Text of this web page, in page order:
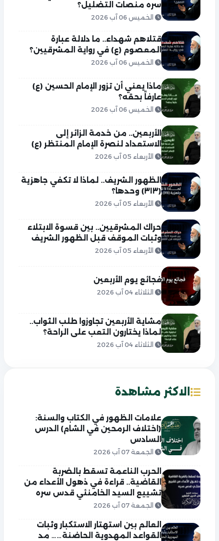
سره منصات التضليل؟
الخميس 06 آب 2026
قتلاهم شهداء.. ما دلالة عبارة
المعصوم (ع) في رواية المشرقيين؟
الخميس 06 آب 2026
ماذا يعني أن تزور الإمام الحسين (ع)
عارفاً بحقه؟
الخميس 06 آب 2026
الأربعين.. من خدمة الزائر إلى
الاستعداد لنصرة الإمام المنتظر (ع)
الأربعاء 05 آب 2026
الظهور الشريف.. لماذا لا تكفي جاهزية
(٣١٣) وحدها؟
الأربعاء 05 آب 2026
حراك المشرقيين.. بين قسوة الابتلاء
وثبات الموقف قبل الظهور الشريف
الأربعاء 05 آب 2026
فجائع يوم الأربعين
الثلاثاء 04 آب 2026
مشاية الأربعين تجاوزوا طلب الثواب..
لماذا يختارون التعب على الراحة؟
الثلاثاء 04 آب 2026
الاكثر مشاهدة
علامات الظهور في الكتاب والسنة:
(اختلاف الرمحين في الشام) الدرس
السادس
الجمعة 07 آب 2026
الحرب الناعمة تسقط بالضربة
القاضية.. قراءة في ذهول الأعداء من
تشييع السيد الخامنئي قدس سره
الجمعة 07 آب 2026
العالم بين استهتار الاستكبار وثبات
القواعد المهدوية الحاضنة…… مد